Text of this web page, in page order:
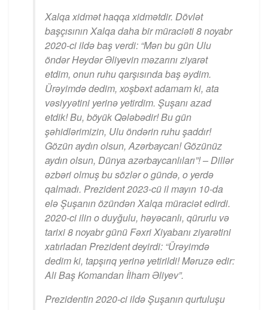
Xalqa xidmət haqqa xidmətdir. Dövlət
başçısının Xalqa daha bir müraciəti 8 noyabr
2020-ci ildə baş verdi: “Mən bu gün Ulu
öndər Heydər Əliyevin məzarını ziyarət
etdim, onun ruhu qarşısında baş əydim.
Ürəyimdə dedim, xoşbəxt adamam ki, ata
vəsiyyətini yerinə yetirdim. Şuşanı azad
etdik! Bu, böyük Qələbədir! Bu gün
şəhidlərimizin, Ulu öndərin ruhu şaddır!
Gözün aydın olsun, Azərbaycan! Gözünüz
aydın olsun, Dünya azərbaycanlıları”! – Dillər
əzbəri olmuş bu sözlər o gündə, o yerdə
qalmadı. Prezident 2023-cü il mayın 10-da
elə Şuşanın özündən Xalqa müraciət edirdi.
2020-ci ilin o duyğulu, həyəcanlı, qürurlu və
tarixi 8 noyabr günü Fəxri Xiyabanı ziyarətini
xatırladan Prezident deyirdi: “Ürəyimdə
dedim ki, tapşırıq yerinə yetirildi! Məruzə edir:
Ali Baş Komandan İlham Əliyev”.
Prezidentin 2020-ci ildə Şuşanın qurtuluşu